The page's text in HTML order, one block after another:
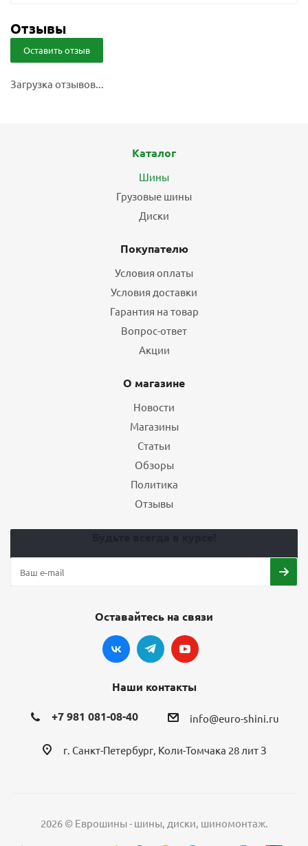
Отзывы
Оставить отзыв
Загрузка отзывов...
Каталог
Шины
Грузовые шины
Диски
Покупателю
Условия оплаты
Условия доставки
Гарантия на товар
Вопрос-ответ
Акции
О магазине
Новости
Магазины
Статьи
Обзоры
Политика
Отзывы
Оставайтесь на связи
Наши контакты
+7 981 081-08-40 info@euro-shini.ru
г. Санкт-Петербург, Коли-Томчака 28 лит З
2026 © Еврошины - шины, диски, шиномонтаж.